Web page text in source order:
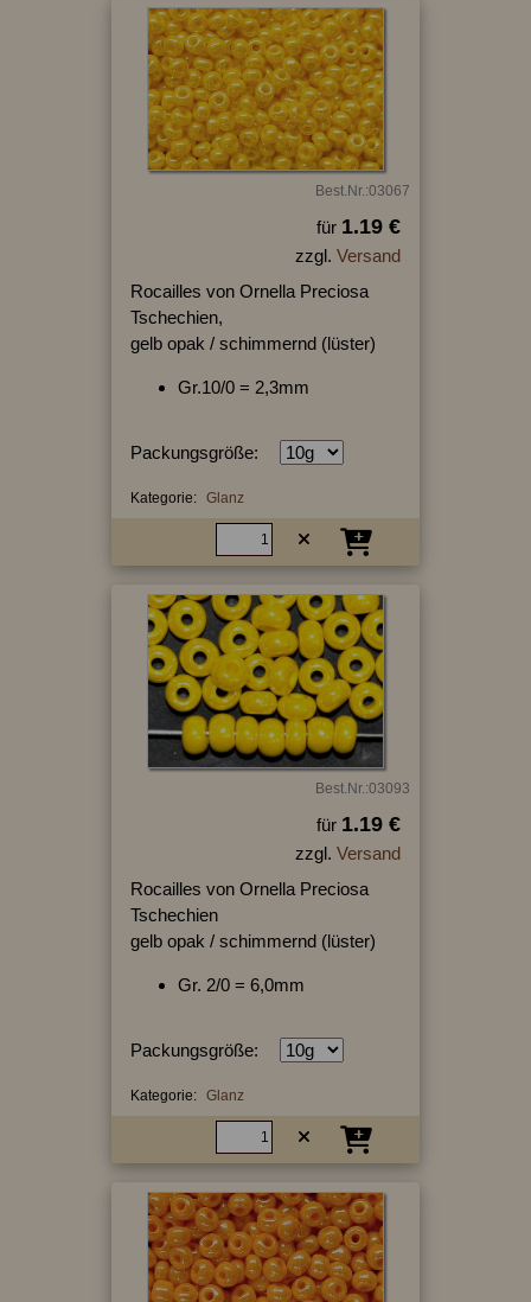
Best.Nr.:03067
für 1.19 €
zzgl. Versand
Rocailles von Ornella Preciosa
Tschechien,
gelb opak / schimmernd (lüster)
Gr.10/0 = 2,3mm
Packungsgröße:
Kategorie: Glanz
Best.Nr.:03093
für 1.19 €
zzgl. Versand
Rocailles von Ornella Preciosa
Tschechien
gelb opak / schimmernd (lüster)
Gr. 2/0 = 6,0mm
Packungsgröße:
Kategorie: Glanz